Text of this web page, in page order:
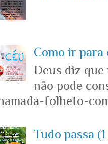
Como ir para
Deus diz que
não pode
folheto-
Tudo passa (1